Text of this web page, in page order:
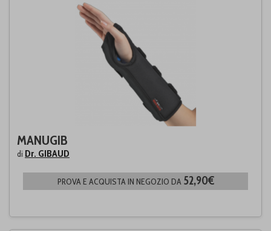
MANUGIB
di Dr. GIBAUD
PROVA E ACQUISTA IN NEGOZIO DA 52,90€